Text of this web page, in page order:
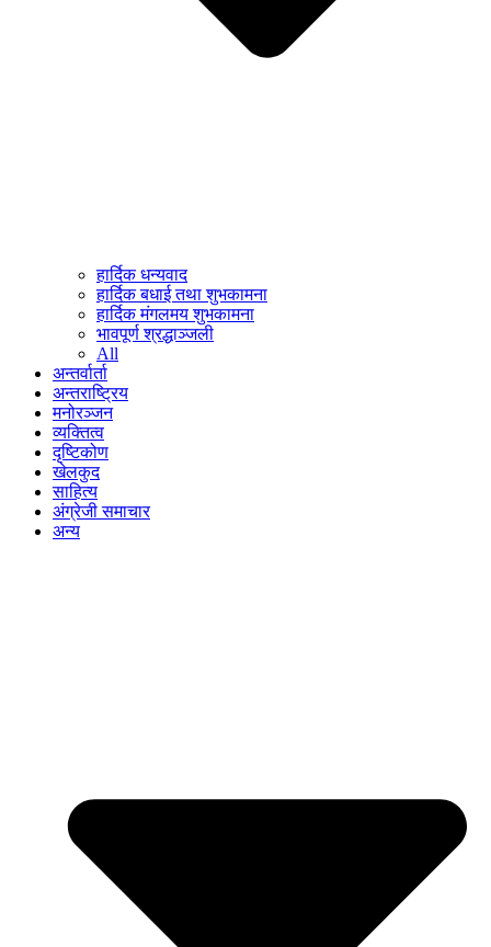
हार्दिक धन्यवाद
हार्दिक बधाई तथा शुभकामना
हार्दिक मंगलमय शुभकामना
भावपूर्ण श्रद्धाञ्जली
All
अन्तर्वार्ता
अन्तराष्ट्रिय
मनोरञ्जन
व्यक्तित्व
दृष्टिकोण
खेलकुद
साहित्य
अंग्रेजी समाचार
अन्य